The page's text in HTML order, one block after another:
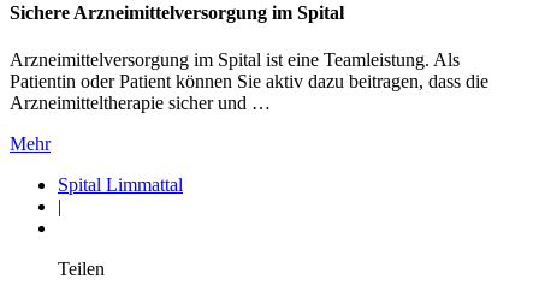
Sichere Arzneimittelversorgung im Spital
Arzneimittelversorgung im Spital ist eine Teamleistung. Als
Patientin oder Patient können Sie aktiv dazu beitragen, dass die
Arzneimitteltherapie sicher und …
Mehr
Spital Limmattal
|
Teilen